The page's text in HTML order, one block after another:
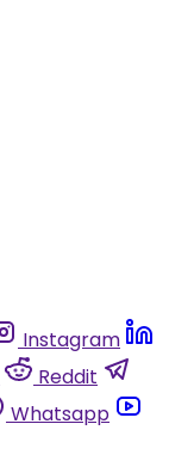
Instagram
Reddit
Whatsapp